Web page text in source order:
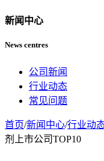
新闻中心
News centres
公司新闻
行业动态
常见问题
首页/新闻中心/行业动
剂上市公司TOP10